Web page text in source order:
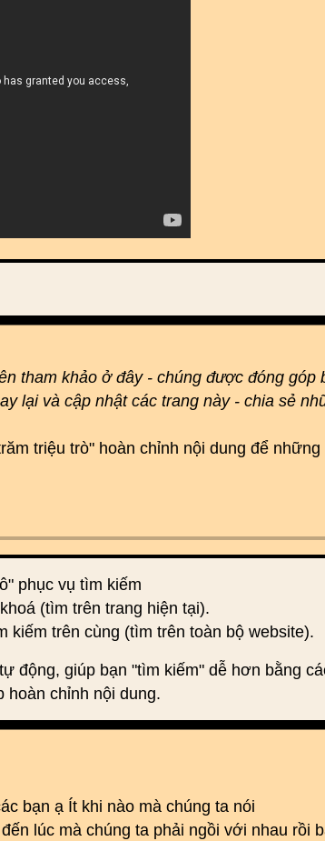
tham khảo ở đây - chúng được đóng góp
lại và cập nhật các trang này - chia sẻ
triệu trò" hoàn chỉnh nội dung để
phục vụ tìm kiếm
(tìm trên trang hiện tại).
kiếm trên cùng (tìm trên toàn bộ website).
động, giúp bạn "tìm kiếm" dễ hơn bằng
hoàn chỉnh nội dung.
bạn ạ Ít khi nào mà chúng ta nói
lúc mà chúng ta phải ngồi với nhau rồi